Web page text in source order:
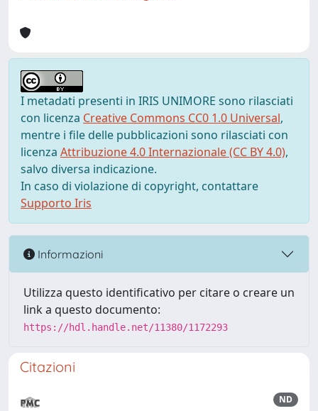
I metadati presenti in IRIS UNIMORE sono rilasciati
con licenza Creative Commons CC0 1.0 Universal,
mentre i file delle pubblicazioni sono rilasciati con
licenza Attribuzione 4.0 Internazionale (CC BY 4.0),
salvo diversa indicazione.
In caso di violazione di copyright, contattare
Supporto Iris
Informazioni
Utilizza questo identificativo per citare o creare un
link a questo documento:
https://hdl.handle.net/11380/1172293
Citazioni
ND